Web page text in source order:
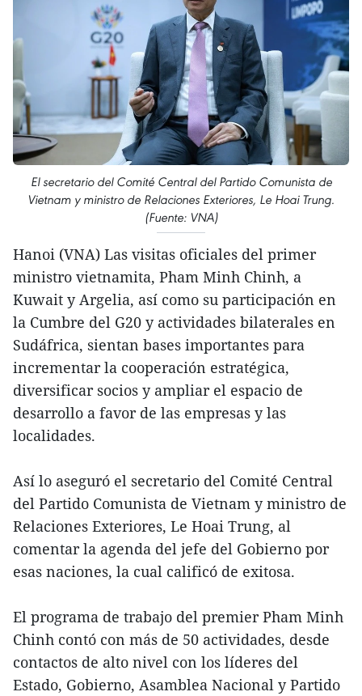
El secretario del Comité Central del Partido Comunista de
Vietnam y ministro de Relaciones Exteriores, Le Hoai Trung.
(Fuente: VNA)
Hanoi (VNA) Las visitas oficiales del primer
ministro vietnamita, Pham Minh Chinh, a
Kuwait y Argelia, así como su participación en
la Cumbre del G20 y actividades bilaterales en
Sudáfrica, sientan bases importantes para
incrementar la cooperación estratégica,
diversificar socios y ampliar el espacio de
desarrollo a favor de las empresas y las
localidades.
Así lo aseguró el secretario del Comité Central
del Partido Comunista de Vietnam y ministro de
Relaciones Exteriores, Le Hoai Trung, al
comentar la agenda del jefe del Gobierno por
esas naciones, la cual calificó de exitosa.
El programa de trabajo del premier Pham Minh
Chinh contó con más de 50 actividades, desde
contactos de alto nivel con los líderes del
Estado, Gobierno, Asamblea Nacional y Partido